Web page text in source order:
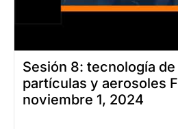
Sesión 8: tecnología
partículas y aerosoles
noviembre 1, 2024